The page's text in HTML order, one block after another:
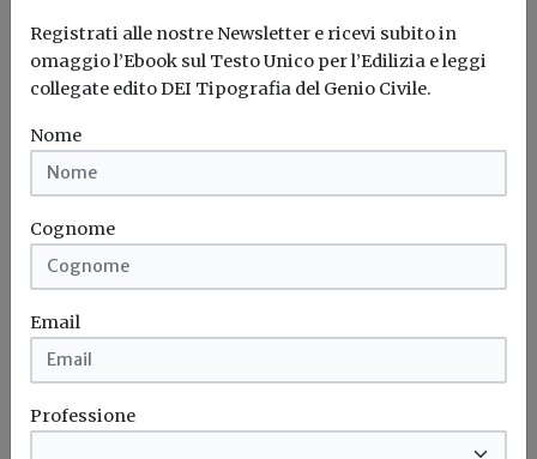
Fassa Bortolo acquisisce azienda
leader in Spagna nella produzione di
gesso
Erika Seghetti
Le politiche di sviluppo si traducono in una crescita del
fatturato che...
Registrati alle nostre Newsletter e ricevi subito in
omaggio l’Ebook sul Testo Unico per l’Edilizia e leggi
collegate edito DEI Tipografia del Genio Civile.
Nome
Cognome
Email
Professione